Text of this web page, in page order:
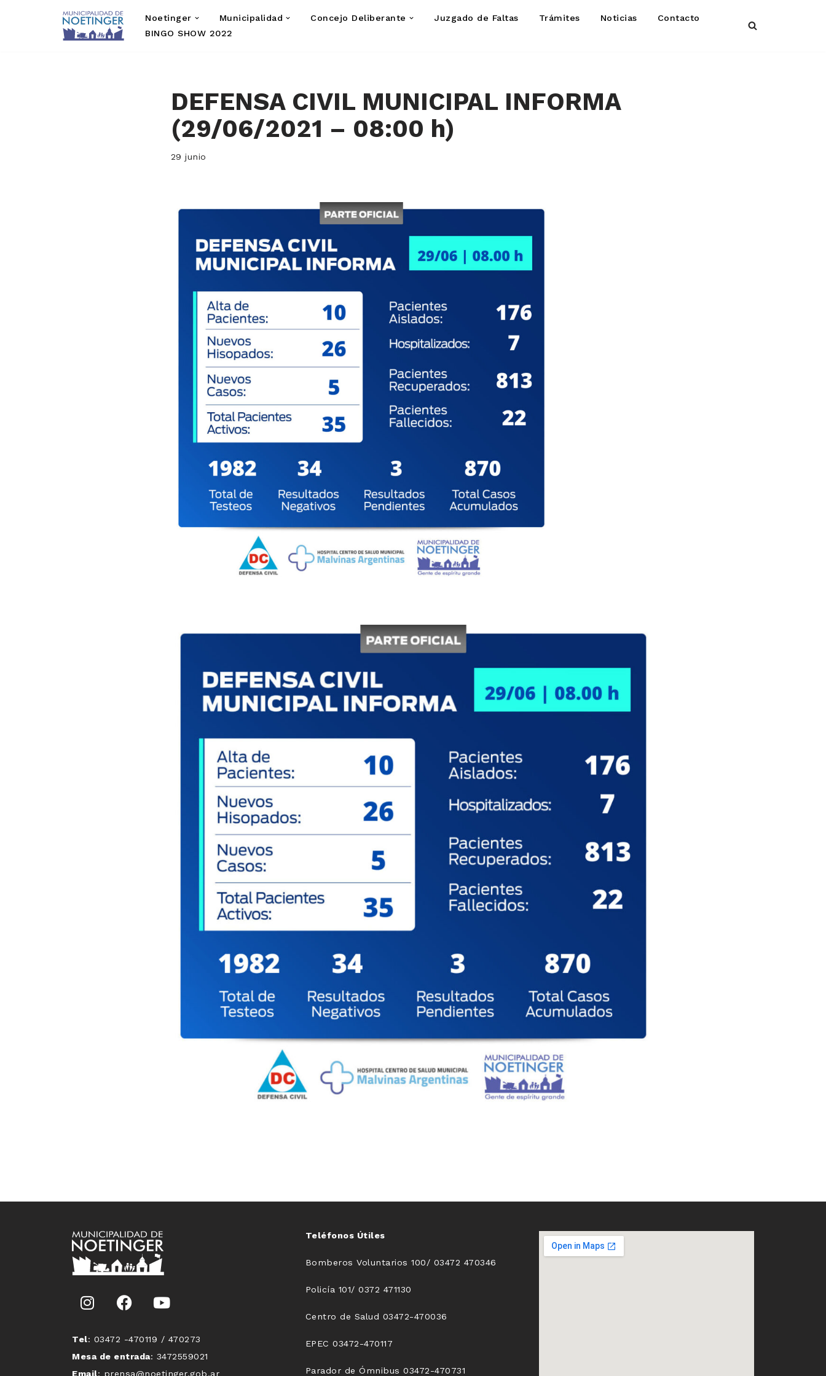
Noetinger Municipalidad Concejo Deliberante Juzgado de Faltas Trámites Noticias
Contacto
BINGO SHOW 2022
DEFENSA CIVIL MUNICIPAL INFORMA
(29/06/2021 – 08:00 h)
29 junio
Tel: 03472 -470119 / 470273
Mesa de entrada: 3472559021
Email: prensa@noetinger.gob.ar
Teléfonos Útiles
Bomberos Voluntarios 100/ 03472 470346
Policía 101/ 0372 471130
Centro de Salud 03472-470036
EPEC 03472-470117
Parador de Ómnibus 03472-470731